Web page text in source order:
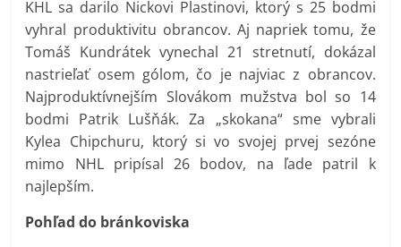
KHL sa darilo Nickovi Plastinovi, ktorý s 25 bodmi
vyhral produktivitu obrancov. Aj napriek tomu, že
Tomáš Kundrátek vynechal 21 stretnutí, dokázal
nastrieľať osem gólom, čo je najviac z obrancov.
Najproduktívnejším Slovákom mužstva bol so 14
bodmi Patrik Lušňák. Za „skokana“ sme vybrali
Kylea Chipchuru, ktorý si vo svojej prvej sezóne
mimo NHL pripísal 26 bodov, na ľade patril k
najlepším.
Pohľad do bránkoviska